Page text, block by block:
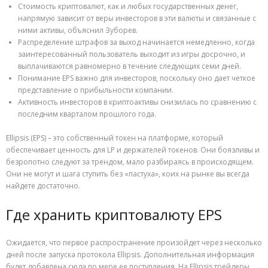
Стоимость криптовалют, как и любых государственных денег,
напрямую зависит от веры инвесторов в эти валюты и связанные с
ними активы, объяснил Зуборев.
Распределение штрафов за выход начинается немедленно, когда
заинтересованный пользователь выходит из игры досрочно, и
выплачиваются равномерно в течение следующих семи дней.
Понимание EPS важно для инвесторов, поскольку оно дает четкое
представление о прибыльности компании.
Активность инвесторов в криптоактивы снизилась по сравнению с
последним кварталом прошлого года.
Ellipsis (EPS) – это собственный токен на платформе, который
обеспечивает ценность для LP и держателей токенов. Они боязливы и
безропотно следуют за трендом, мало разбираясь в происходящем.
Они не могут и шага ступить без «пастуха», коих на рынке вы всегда
найдете достаточно.
Где хранить криптовалюту EPS
Ожидается, что первое распространение произойдет через несколько
дней после запуска протокола Ellipsis. Дополнительная информация